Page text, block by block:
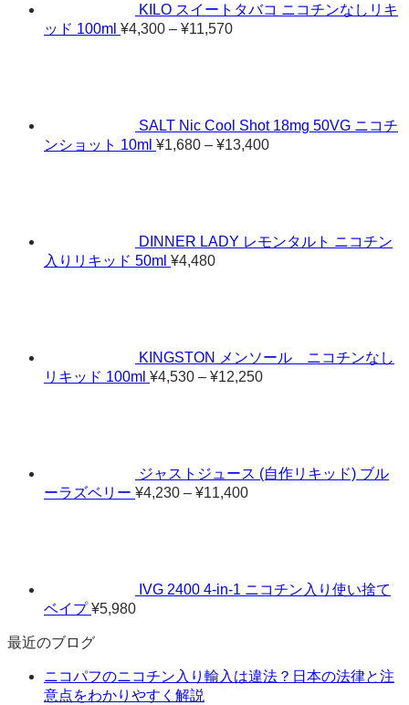
KILO スイートタバコ ニコチンなしリキ
ッド 100ml ¥4,300 – ¥11,570価
¥11,570
SALT Nic Cool Shot 18mg 50VG ニコチ
ンショット 10ml ¥1,680 – ¥13,400価
¥13,400
DINNER LADY レモンタルト ニコチン
入りリキッド 50ml ¥4,480
KINGSTON メンソール ニコチンなし
リキッド 100ml ¥4,530 – ¥12,250価
¥12,250
ジャストジュース (自作リキッド) ブル
ーラズベリー ¥4,230 – ¥11,400価
¥11,400
IVG 2400 4-in-1 ニコチン入り使い捨て
ベイプ ¥5,980
最近のブログ
ニコパフのニコチン入り輸入は違法？日本の法律と注
意点をわかりやすく解説